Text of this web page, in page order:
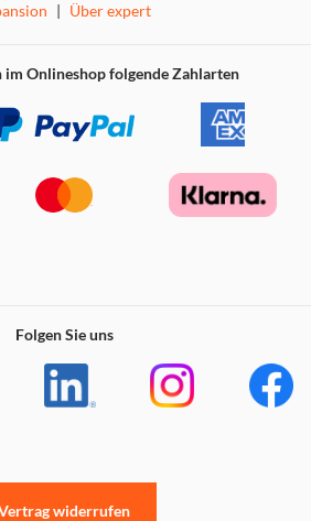
| Über expert
Onlineshop folgende Zahlarten
Folgen Sie uns
widerrufen